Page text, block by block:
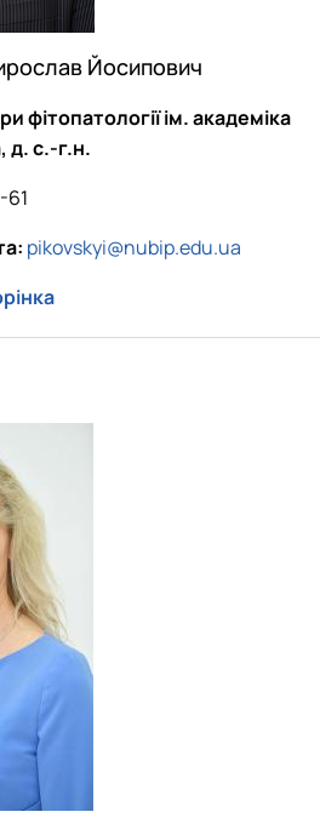
Йосипович
фітопатології ім. академіка
д. с.-г.н.
61
pikovskyi@nubip.edu.ua